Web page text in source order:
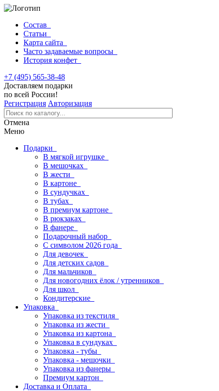
Состав
Статьи
Карта сайта
Часто задаваемые вопросы
История конфет
+7 (495) 565-38-48
Доставляем подарки
по всей России!
Регистрация Авторизация
Отмена
Меню
Подарки
В мягкой игрушке
В мешочках
В жести
В картоне
В сундучках
В тубах
В премиум картоне
В рюкзаках
В фанере
Подарочный набор
С символом 2026 года
Для девочек
Для детских садов
Для мальчиков
Для новогодних ёлок / утренников
Для школ
Кондитерские
Упаковка
Упаковка из текстиля
Упаковка из жести
Упаковка из картона
Упаковка в сундуках
Упаковка - тубы
Упаковка - мешочки
Упаковка из фанеры
Премиум картон
Доставка и Оплата